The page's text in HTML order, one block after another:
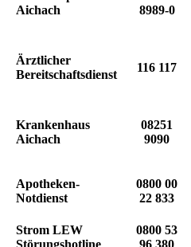
Aichach
8989-0
Ärztlicher
Bereitschaftsdienst
116 117
Krankenhaus
Aichach
08251
9090
Apotheken-
Notdienst
0800 00
22 833
Strom LEW
Störungshotline
0800 53
96 380